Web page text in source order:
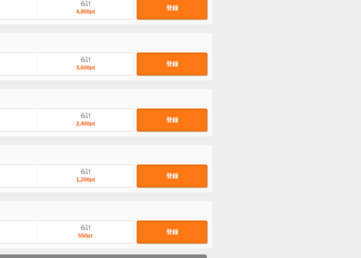
合計
4,800pt
登録
合計
3,600pt
登録
合計
2,400pt
登録
合計
1,200pt
登録
合計
550pt
登録